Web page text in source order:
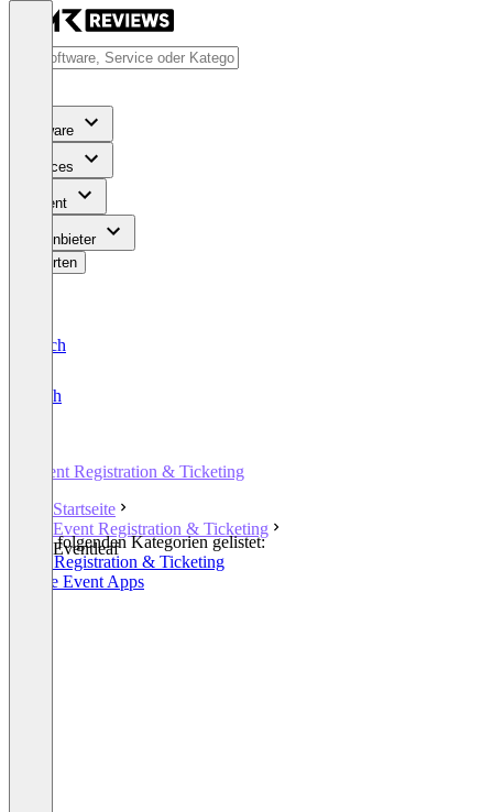
Software
Services
Content
Für Anbieter
Bewerten
Deutsch
English
Event Registration & Ticketing
Startseite
Event Registration & Ticketing
Eventleaf
In den folgenden Kategorien gelistet:
Event Registration & Ticketing
Mobile Event Apps